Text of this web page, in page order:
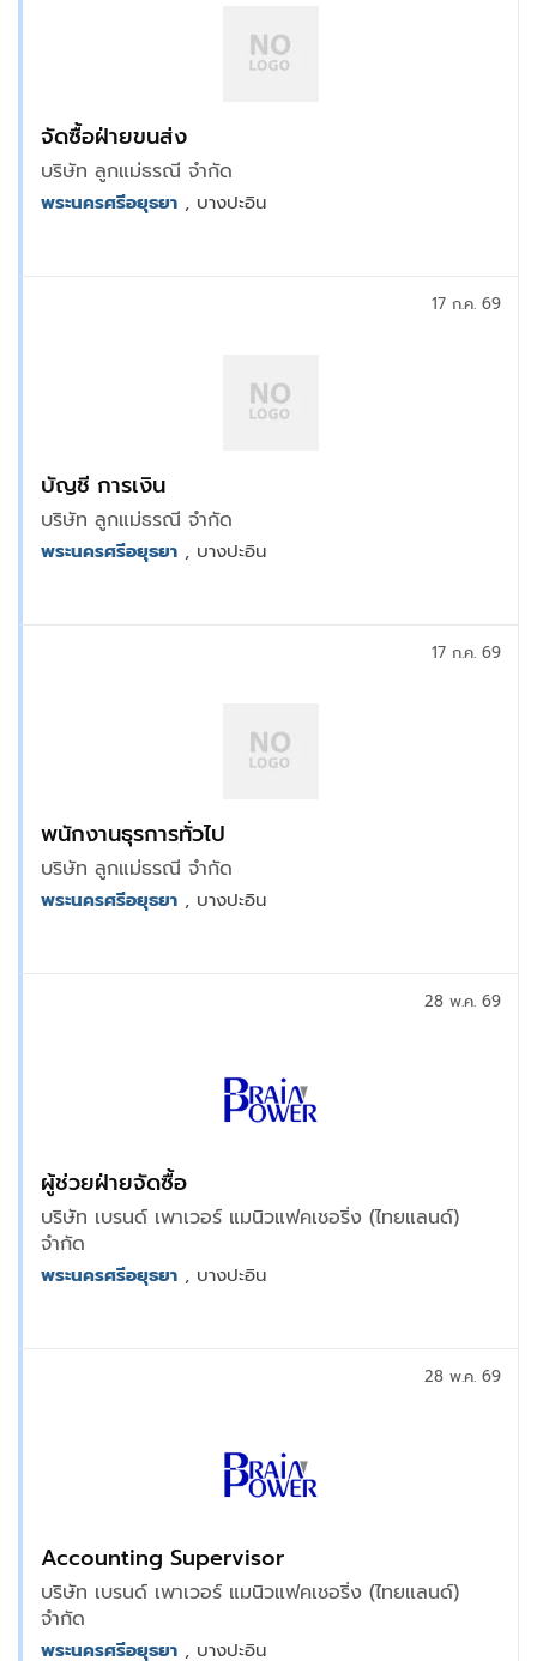
จัดซื้อฝ่ายขนส่ง
บริษัท ลูกแม่ธรณี จำกัด
พระนครศรีอยุธยา , บางปะอิน
บัญชี การเงิน
บริษัท ลูกแม่ธรณี จำกัด
17 ก.ค. 69
พระนครศรีอยุธยา , บางปะอิน
พนักงานธุรการทั่วไป
บริษัท ลูกแม่ธรณี จำกัด
17 ก.ค. 69
พระนครศรีอยุธยา , บางปะอิน
ผู้ช่วยฝ่ายจัดซื้อ
บริษัท เบรนด์ เพาเวอร์ แมนิวแฟคเชอริ่ง (ไทยแลนด์)
จำกัด
28 พ.ค. 69
พระนครศรีอยุธยา , บางปะอิน
Accounting Supervisor
บริษัท เบรนด์ เพาเวอร์ แมนิวแฟคเชอริ่ง (ไทยแลนด์)
จำกัด
28 พ.ค. 69
พระนครศรีอยุธยา , บางปะอิน